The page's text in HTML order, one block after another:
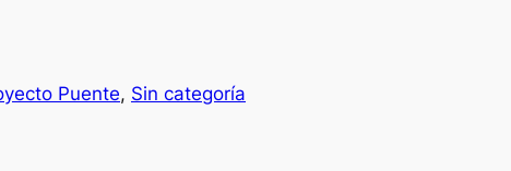
Puente, Sin categoría